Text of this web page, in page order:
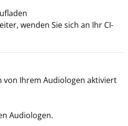
wenden Sie sich an Ihr CI-
von Ihrem Audiologen aktiviert
Audiologen.